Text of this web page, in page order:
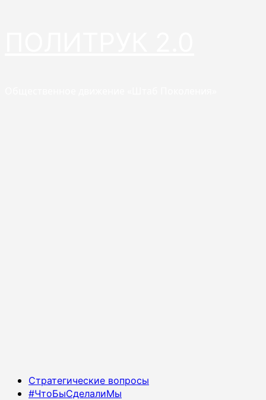
Основное
меню
Стратегические вопросы
#ЧтоБыСделалиМы